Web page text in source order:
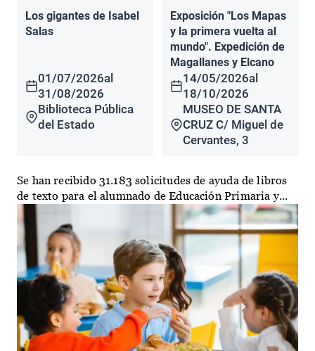
Los gigantes de Isabel
Salas
01/07/2026al
31/08/2026
Biblioteca Pública
del Estado
Exposición "Los Mapas
y la primera vuelta al
mundo". Expedición de
Magallanes y Elcano
14/05/2026al
18/10/2026
MUSEO DE SANTA
CRUZ C/ Miguel de
Cervantes, 3
Se han recibido 31.183 solicitudes de ayuda de libros
de texto para el alumnado de Educación Primaria y...